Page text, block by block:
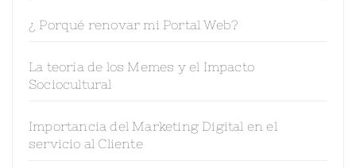
¿ Porqué renovar mi Portal Web?
La teoría de los Memes y el Impacto
Sociocultural
Importancia del Marketing Digital en el
servicio al Cliente